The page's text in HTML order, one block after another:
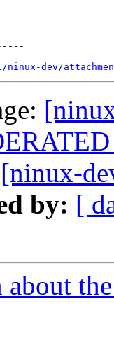
dev/
[ninux-
by: [